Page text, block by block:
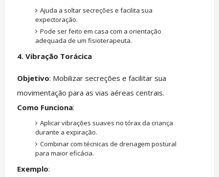
Ajuda a soltar secreções e facilita sua
expectoração.
Pode ser feito em casa com a orientação
adequada de um fisioterapeuta.
4. Vibração Torácica
Objetivo: Mobilizar secreções e facilitar sua
movimentação para as vias aéreas centrais.
Como Funciona:
Aplicar vibrações suaves no tórax da criança
durante a expiração.
Combinar com técnicas de drenagem postural
para maior eficácia.
Exemplo: